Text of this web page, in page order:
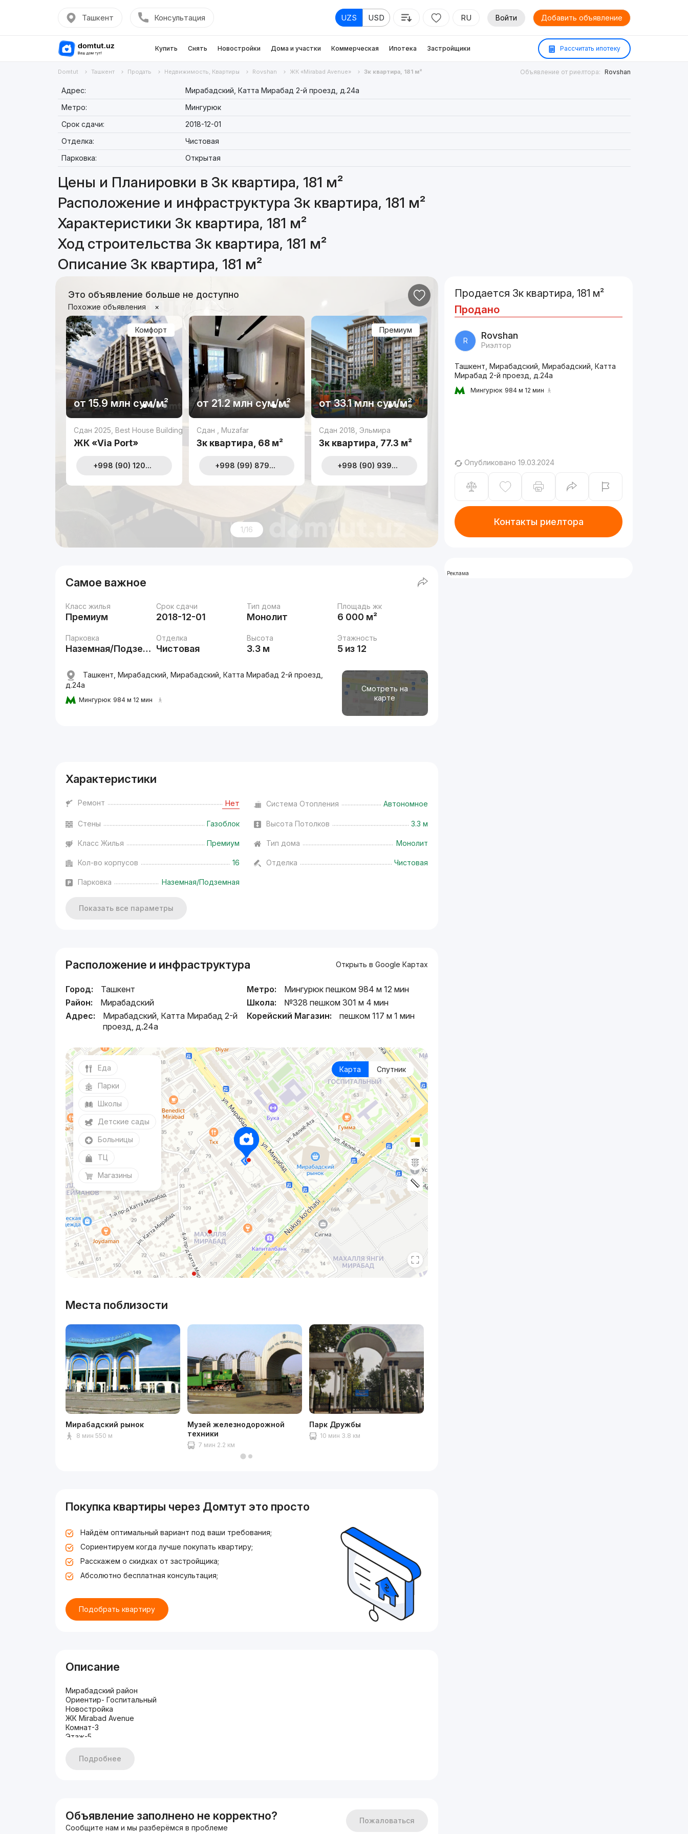
Ташкент Консультация UZS USD RU Войти Добавить объявление
Купить Снять Новостройки Дома и участки Коммерческая Ипотека Застройщики Рассчитать ипотеку
Domtut Ташкент Продать Недвижимость, Квартиры Rovshan ЖК «Mirabad Avenue» 3к квартира, 181 м² Объявление от риелтора: Rovshan
Адрес:
Мирабадский, Катта Мирабад 2-й проезд, д.24a
Метро:
Мингурюк
Срок сдачи:
2018-12-01
Отделка:
Чистовая
Парковка:
Открытая
Цены и Планировки в 3к квартира, 181 м²
Расположение и инфраструктура 3к квартира, 181 м²
Характеристики 3к квартира, 181 м²
Ход строительства 3к квартира, 181 м²
Описание 3к квартира, 181 м²
Это объявление больше не доступно
Похожие объявления ×
Комфорт
от15.9 млн сум/м²
Сдан 2025 Best House Building
ЖК «Via Port»
+998 (90) 120...
от21.2 млн сум/м²
Сдан Muzafar
3к квартира, 68 м²
+998 (99) 879...
Премиум
от33.1 млн сум/м²
Сдан 2018 ,Эльмира
3к квартира, 77.3 м²
+998 (90) 939...
1/16
Самое важное
Класс жилья
Премиум
Срок сдачи
2018-12-01
Тип дома
Монолит
Площадь жк
6 000 м²
Парковка
Наземная/Подземная
Отделка
Чистовая
Высота
3.3 м
Этажность
5 из 12
Смотреть на
карте
Ташкент, Мирабадский, Мирабадский, Катта Мирабад 2-й проезд,
д.24a
Мингурюк 984 м 12 мин
Характеристики
Ремонт Нет Система Отопления Автономное
Стены Газоблок Высота Потолков 3.3 м
Класс Жилья Премиум Тип дома Монолит
Кол-во корпусов 16 Отделка Чистовая
Парковка Наземная/Подземная
Показать все параметры
Расположение и инфраструктура Открыть в Google Картах
Город:
Ташкент
Район:
Мирабадский
Адрес:
Мирабадский, Катта Мирабад 2-й
проезд, д.24a
Метро:
Мингурюк пешком 984 м 12 мин
Школа:
№328 пешком 301 м 4 мин
Корейский Магазин:
пешком 117 м 1 мин
Карта Спутник
Еда
Парки
Школы
Детские сады
Больницы
ТЦ
Магазины
Места поблизости
Мирабадский рынок
8 мин 550 м
Музей железнодорожной
техники
7 мин 2.2 км
Парк Дружбы
10 мин 3.8 км
Покупка квартиры через Домтут это просто
Найдём оптимальный вариант под ваши требования;
Сориентируем когда лучше покупать квартиру;
Расскажем о скидках от застройщика;
Абсолютно бесплатная консультация;
Подобрать квартиру
Описание
Мирабадский район
Ориентир- Госпитальный
Новостройка
ЖК Mirabad Avenue
Комнат-3
Этаж-5
Площадь-181 кВ.м
Состояние-качественный ремонт
Подробнее
Объявление заполнено не корректно?
Сообщите нам и мы разберёмся в проблеме
Пожаловаться
Продается 3к квартира, 181 м²
Продано
R Rovshan
Риэлтор
Ташкент, Мирабадский, Мирабадский, Катта
Мирабад 2-й проезд, д.24a
Мингурюк 984 м 12 мин
Опубликовано 19.03.2024
Контакты риелтора
Реклама